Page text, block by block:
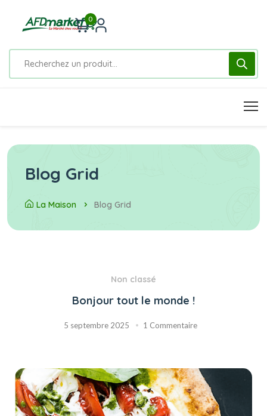
0
Blog Grid
La Maison Blog Grid
Non classé
Bonjour tout le monde !
5 septembre 2025 1 Commentaire